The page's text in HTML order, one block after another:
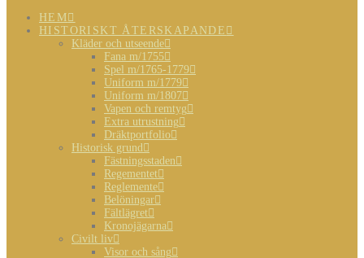
HEM
HISTORISKT ÅTERSKAPANDE
Kläder och utseende
Fana m/1755
Spel m/1765-1779
Uniform m/1779
Uniform m/1807
Vapen och remtyg
Extra utrustning
Dräktportfolio
Historisk grund
Fästningsstaden
Regementet
Reglemente
Belöningar
Fältlägret
Kronojägarna
Civilt liv
Visor och sång